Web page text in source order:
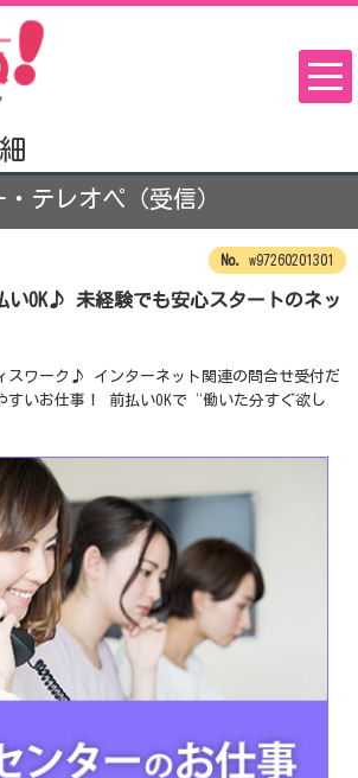
テレオペ（受信）
w97260201301
いOK♪ 未経験でも安心スタートのネッ
スワーク♪ インターネット関連の問合せ受付だ
すいお仕事！ 前払いOKで“働いた分すぐ欲し